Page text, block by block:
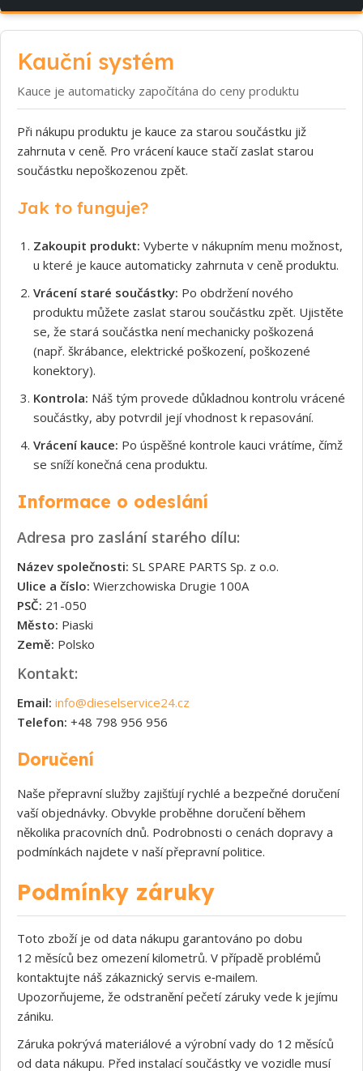
Kauční systém
Kauce je automaticky započítána do ceny produktu
Při nákupu produktu je kauce za starou součástku již
zahrnuta v ceně. Pro vrácení kauce stačí zaslat starou
součástku nepoškozenou zpět.
Jak to funguje?
Zakoupit produkt: Vyberte v nákupním menu možnost,
u které je kauce automaticky zahrnuta v ceně produktu.
Vrácení staré součástky: Po obdržení nového
produktu můžete zaslat starou součástku zpět. Ujistěte
se, že stará součástka není mechanicky poškozená
(např. škrábance, elektrické poškození, poškozené
konektory).
Kontrola: Náš tým provede důkladnou kontrolu vrácené
součástky, aby potvrdil její vhodnost k repasování.
Vrácení kauce: Po úspěšné kontrole kauci vrátíme, čímž
se sníží konečná cena produktu.
Informace o odeslání
Adresa pro zaslání starého dílu:
Název společnosti: SL SPARE PARTS Sp. z o.o.
Ulice a číslo: Wierzchowiska Drugie 100A
PSČ: 21-050
Město: Piaski
Země: Polsko
Kontakt:
Email: info@dieselservice24.cz
Telefon: +48 798 956 956
Doručení
Naše přepravní služby zajišťují rychlé a bezpečné doručení
vaší objednávky. Obvykle proběhne doručení během
několika pracovních dnů. Podrobnosti o cenách dopravy a
podmínkách najdete v naší přepravní politice.
Podmínky záruky
Toto zboží je od data nákupu garantováno po dobu
12 měsíců bez omezení kilometrů. V případě problémů
kontaktujte náš zákaznický servis e‑mailem.
Upozorňujeme, že odstranění pečetí záruky vede k jejímu
zániku.
Záruka pokrývá materiálové a výrobní vady do 12 měsíců
od data nákupu. Před instalací součástky ve vozidle musí